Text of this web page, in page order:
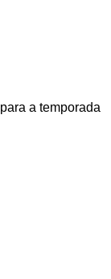
a temporada